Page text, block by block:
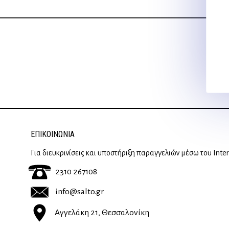
ΕΠΙΚΟΙΝΩΝΊΑ
Για διευκρινίσεις και υποστήριξη παραγγελιών μέσω του
2310 267108
info@salto.gr
Αγγελάκη 21, Θεσσαλονίκη